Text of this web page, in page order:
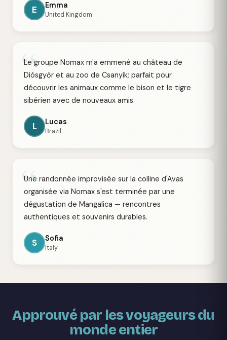
E Emma
United Kingdom
“
Le groupe Nomax m'a emmené au château de
Diósgyőr et au zoo de Csanyik; parfait pour
découvrir les animaux comme le bison et le tigre
sibérien avec de nouveaux amis.
L Lucas
Brazil
“
Une randonnée improvisée sur la colline d'Avas
organisée via Nomax s'est terminée par une
dégustation de Mangalica — rencontres
authentiques et souvenirs durables.
S Sofia
Italy
Approuvé par les voyageurs du
monde entier